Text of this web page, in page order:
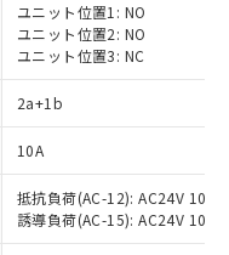
ユニット位置1: NO
ユニット位置2: NO
ユニット位置3: NC
2a+1b
10A
抵抗負荷(AC-12): AC24V 10A/
誘導負荷(AC-15): AC24V
（10物質）の
可能な商品で
物質）の非含